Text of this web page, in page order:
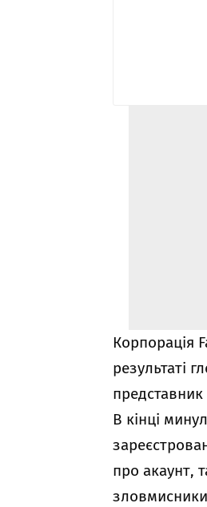
Корпорація
результаті
представник
В кінці
про акаунт,